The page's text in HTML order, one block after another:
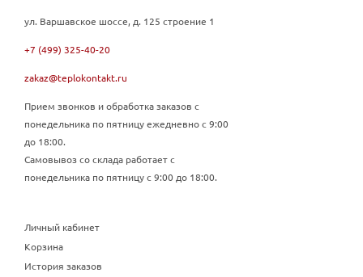
ул. Варшавское шоссе, д. 125 строение 1
+7 (499) 325-40-20
zakaz@teplokontakt.ru
Прием звонков и обработка заказов с
понедельника по пятницу ежедневно с 9:00
до 18:00.
Самовывоз со склада работает с
понедельника по пятницу с 9:00 до 18:00.
Личный кабинет
Корзина
История заказов